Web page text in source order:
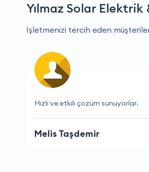
Yılmaz Solar
İşletmenizi tercih eden
Müşteri hizmetleri çok yardımcı
Selin Şahin